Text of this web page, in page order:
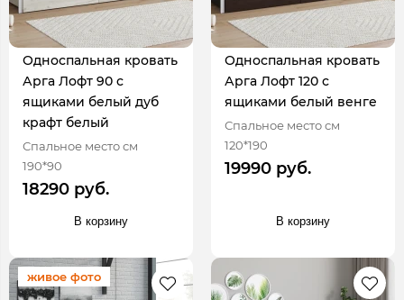
Односпальная кровать
Арга Лофт 90 с
ящиками белый дуб
крафт белый
Спальное место см
190*90
18290 руб.
В корзину
Односпальная кровать
Арга Лофт 120 с
ящиками белый венге
Спальное место см
120*190
19990 руб.
В корзину
живое фото